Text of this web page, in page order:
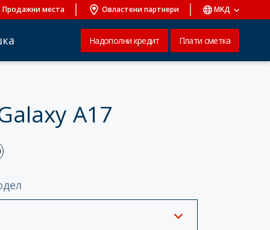
Продажни места Овластени партнери MKД
Надополни кредит Плати сметка
A17